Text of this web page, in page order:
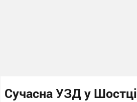
Сучасна УЗД у Шостці